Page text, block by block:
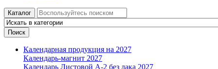
Каталог
Поиск
Календарная продукция на 2027
Календарь-магнит 2027
Календарь Листовой А-2 без лака 2027